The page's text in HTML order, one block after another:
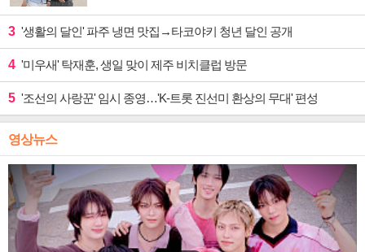
3 '생활의 달인' 파주 냉면 맛집→타코야키 청년 달인 공개
4 '미우새' 탁재훈, 생일 맞이 제주 비치클럽 방문
5 '조선의 사랑꾼' 임시 종영…'K-트롯 진선미 환상의 무대' 편성
영상뉴스